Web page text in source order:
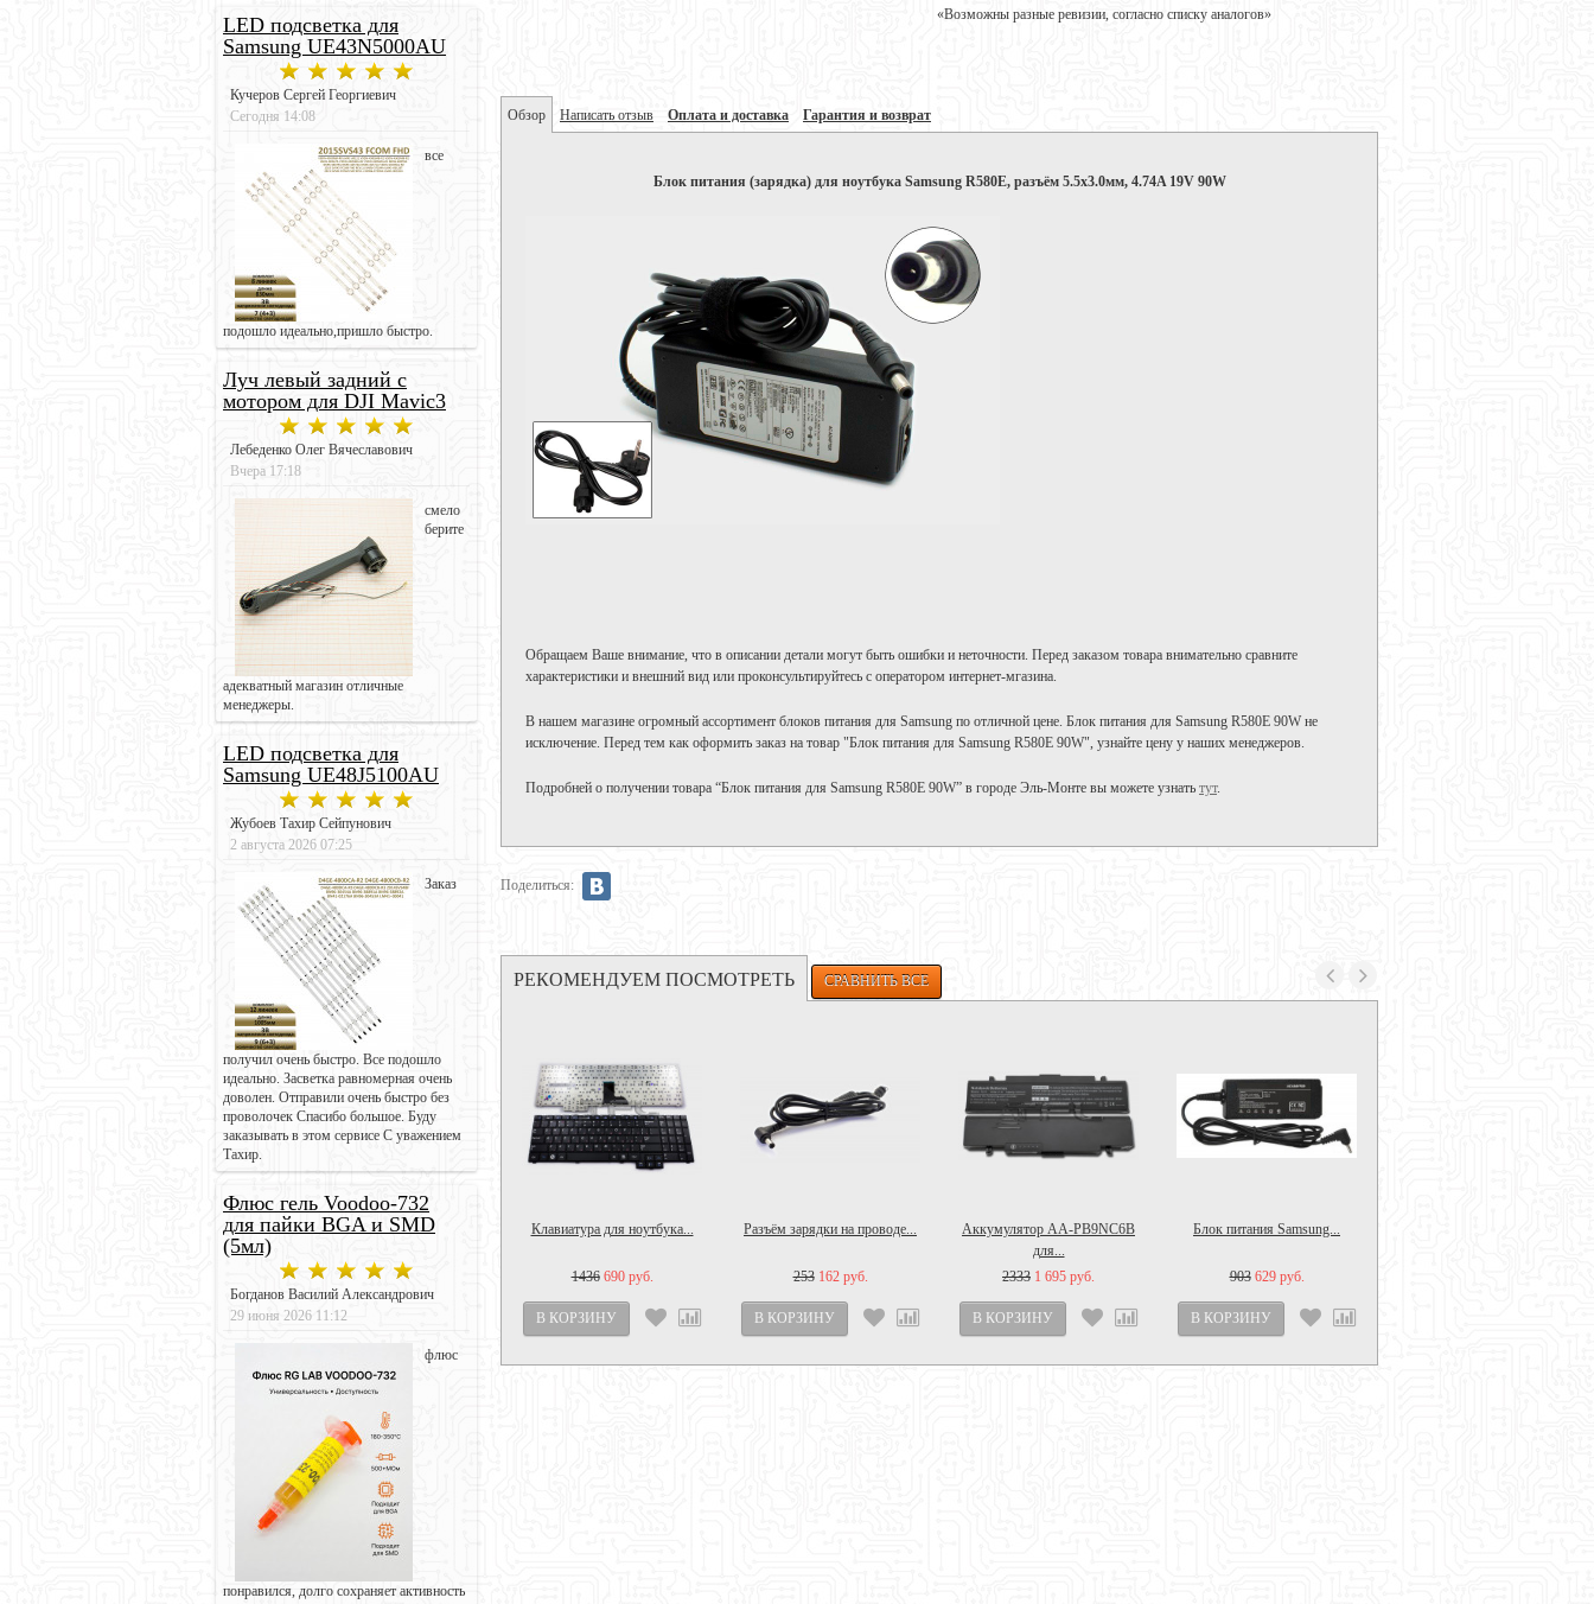
LED подсветка для
Samsung UE43N5000AU
Кучеров Сергей Георгиевич
Сегодня 14:08
все
подошло идеально,пришло быстро.
Луч левый задний с
мотором для DJI Mavic3
Лебеденко Олег Вячеславович
Вчера 17:18
смело
берите
адекватный магазин отличные
менеджеры.
LED подсветка для
Samsung UE48J5100AU
Жубоев Тахир Сейпунович
2 августа 2026 07:25
Заказ
получил очень быстро. Все подошло
идеально. Засветка равномерная очень
доволен. Отправили очень быстро без
проволочек Спасибо большое. Буду
заказывать в этом сервисе С уважением
Тахир.
Флюс гель Voodoo-732
для пайки BGA и SMD
(5мл)
Богданов Василий Александрович
29 июня 2026 11:12
флюс
понравился, долго сохраняет активность
«Возможны разные ревизии, согласно списку аналогов»
Обзор Написать отзыв Оплата и доставка Гарантия и возврат
Блок питания (зарядка) для ноутбука Samsung R580E, разъём 5.5x3.0мм, 4.74A 19V 90W
Обращаем Ваше внимание, что в описании детали могут быть ошибки и неточности. Перед заказом товара внимательно сравните
характеристики и внешний вид или проконсультируйтесь с оператором интернет-мгазина.
В нашем магазине огромный ассортимент блоков питания для Samsung по отличной цене. Блок питания для Samsung R580E 90W не
исключение. Перед тем как оформить заказ на товар "Блок питания для Samsung R580E 90W", узнайте цену у наших менеджеров.
Подробней о получении товара “Блок питания для Samsung R580E 90W” в городе Эль-Монте вы можете узнать тут.
Поделиться:
РЕКОМЕНДУЕМ ПОСМОТРЕТЬ
Клавиатура для ноутбука...
1436 690 руб.
Разъём зарядки на проводе...
253 162 руб.
Аккумулятор AA-PB9NC6B
для...
2333 1 695 руб.
Блок питания Samsung...
903 629 руб.